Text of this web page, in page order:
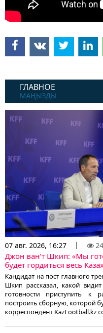
ГЛАВНОЕ
МАҢЫЗДЫ
07 авг. 2026, 16:27
Джон ван’т Шкип: «Мы
будет гордиться весь
Кандидат на пост главного
Шкип рассказал, какой
готовности приступить к
построить сборную, которой
корреспондент KazFootball.kz